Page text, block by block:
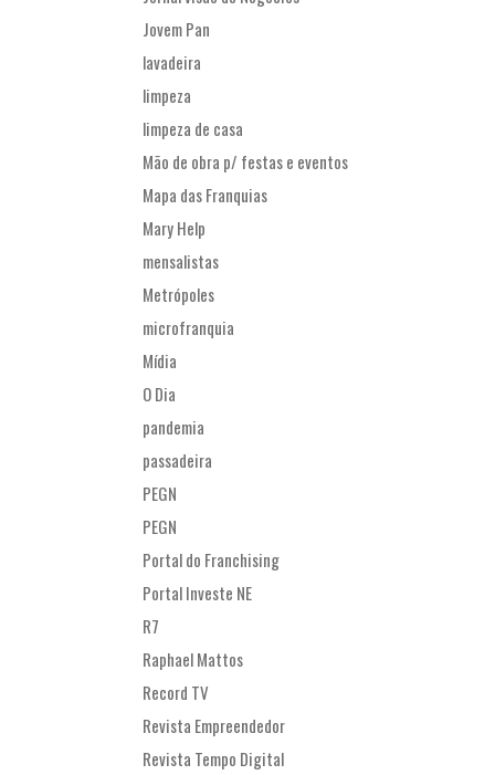
Jovem Pan
lavadeira
limpeza
limpeza de casa
Mão de obra p/ festas e eventos
Mapa das Franquias
Mary Help
mensalistas
Metrópoles
microfranquia
Mídia
O Dia
pandemia
passadeira
PEGN
PEGN
Portal do Franchising
Portal Investe NE
R7
Raphael Mattos
Record TV
Revista Empreendedor
Revista Tempo Digital